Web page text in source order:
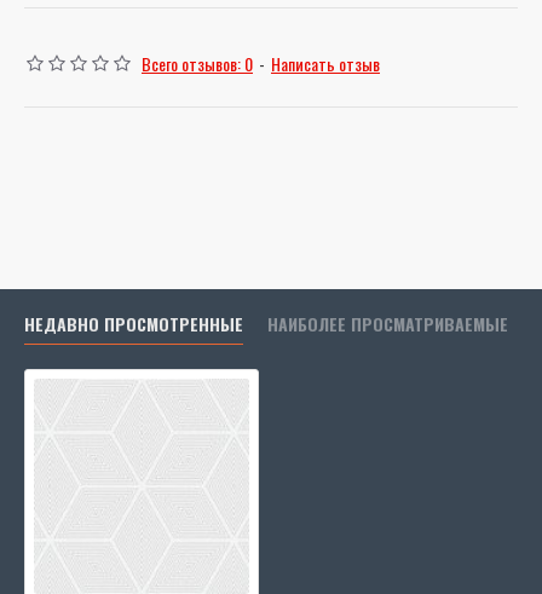
Всего отзывов: 0 - Написать отзыв
НЕДАВНО ПРОСМОТРЕННЫЕ НАИБОЛЕЕ ПРОСМАТРИВАЕМЫЕ